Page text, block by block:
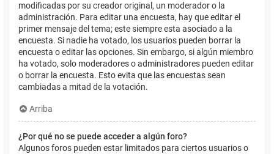
modificadas por su creador original, un moderador o la
administración. Para editar una encuesta, hay que editar el
primer mensaje del tema; este siempre esta asociado a la
encuesta. Si nadie ha votado, los usuarios pueden borrar la
encuesta o editar las opciones. Sin embargo, si algún miembro
ha votado, solo moderadores o administradores pueden editar
o borrar la encuesta. Esto evita que las encuestas sean
cambiadas a mitad de la votación.
Arriba
¿Por qué no se puede acceder a algún foro?
Algunos foros pueden estar limitados para ciertos usuarios o